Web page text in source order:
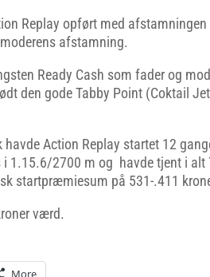
Replay opført med afstamningen
afstamning.
Ready Cash som fader og
den gode Tabby Point (Coktail
Action Replay startet 12
i 1.15.6/2700 m og havde tjent i alt
startpræmiesum på 531-.411
værd.
More